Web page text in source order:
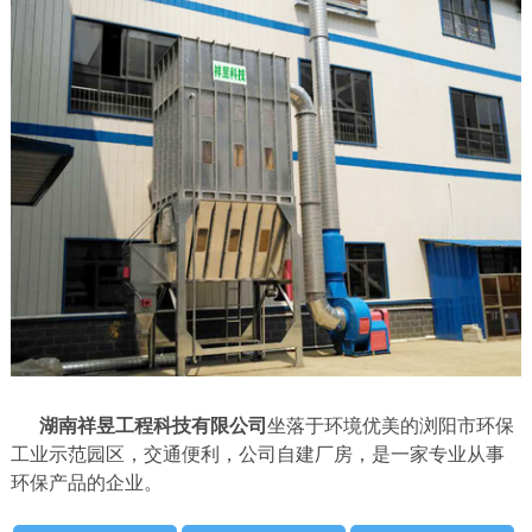
湖南祥昱工程科技有限公司 坐落于环境优美的浏阳市环保
工业示范园区，交通便利，公司自建厂房，是一家专业从事
环保产品的企业。